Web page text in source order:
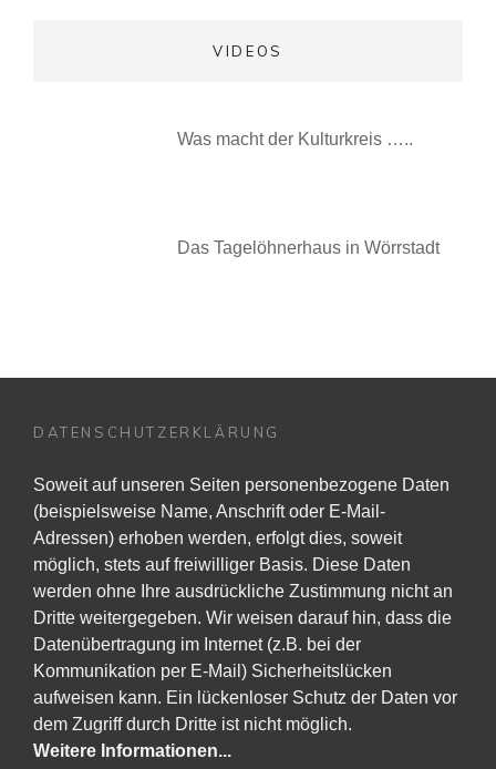
VIDEOS
Was macht der Kulturkreis …..
Das Tagelöhnerhaus in Wörrstadt
DATENSCHUTZERKLÄRUNG
Soweit auf unseren Seiten personenbezogene Daten
(beispielsweise Name, Anschrift oder E-Mail-
Adressen) erhoben werden, erfolgt dies, soweit
möglich, stets auf freiwilliger Basis. Diese Daten
werden ohne Ihre ausdrückliche Zustimmung nicht an
Dritte weitergegeben. Wir weisen darauf hin, dass die
Datenübertragung im Internet (z.B. bei der
Kommunikation per E-Mail) Sicherheitslücken
aufweisen kann. Ein lückenloser Schutz der Daten vor
dem Zugriff durch Dritte ist nicht möglich.
Weitere Informationen...